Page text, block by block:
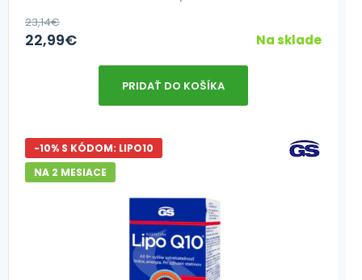
23,14€
22,99€ Na sklade
PRIDAŤ DO KOŠÍKA
-10% S KÓDOM: LIPO10
NA 2 MESIACE